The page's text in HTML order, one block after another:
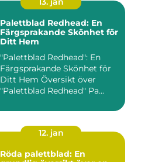
Palettblad Redhead: En
Färgsprakande Skönhet för
Ditt Hem
"Palettblad Redhead": En
Färgsprakande Skönhet för
Ditt Hem Översikt över
"Palettblad Redhead" Pa...
12. jan
Röda palettblad: En